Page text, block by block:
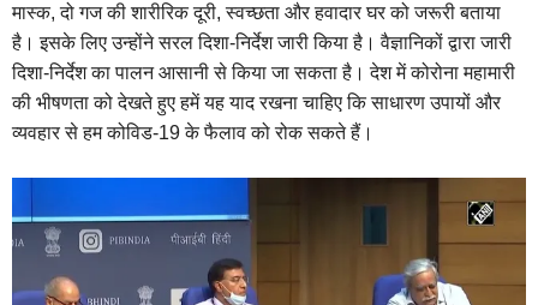
मास्क, दो गज की शारीरिक दूरी, स्वच्छता और हवादार घर को जरूरी बताया
है। इसके लिए उन्होंने सरल दिशा-निर्देश जारी किया है। वैज्ञानिकों द्वारा जारी
दिशा-निर्देश का पालन आसानी से किया जा सकता है। देश में कोरोना महामारी
की भीषणता को देखते हुए हमें यह याद रखना चाहिए कि साधारण उपायों और
व्यवहार से हम कोविड-19 के फैलाव को रोक सकते हैं।